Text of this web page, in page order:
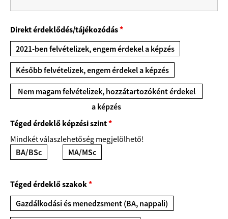
Direkt érdeklődés/tájékozódás*
2021-ben felvételizek, engem érdekel a képzés
Később felvételizek, engem érdekel a képzés
Nem magam felvételizek, hozzátartozóként érdekel
a képzés
Téged érdeklő képzési szint*
BA/BSc MA/MSc
Mindkét válaszlehetőség megjelölhető!
Téged érdeklő szakok*
Gazdálkodási és menedzsment (BA, nappali)